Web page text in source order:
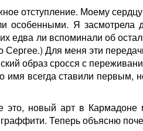
отступление. Моему
особенными. Я
едва ли вспоминали об
Сергее.) Для меня эти
образ сросся с
всегда ставили первым,
это, новый арт в
Теперь объясню